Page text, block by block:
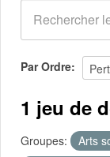
Groupes
Demandes 0
À propos
Par Ordre
1 jeu de
Groupes: Arts